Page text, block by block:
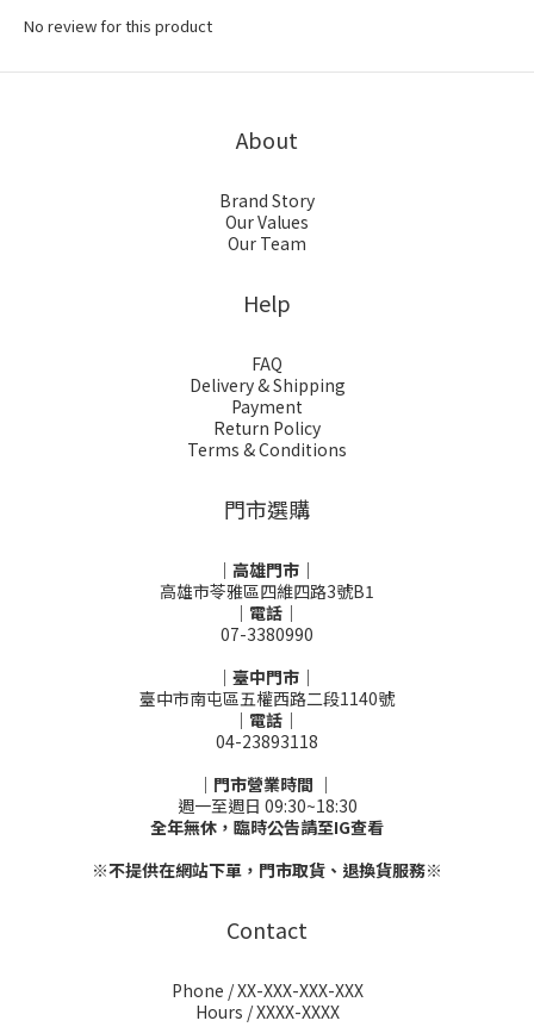
No review for this product
About
Brand Story
Our Values
Our Team
Help
FAQ
Delivery & Shipping
Payment
Return Policy
Terms & Conditions
門市選購
｜高雄門市｜
高雄市苓雅區四維四路3號B1
｜電話｜
07-3380990
｜臺中門市｜
臺中市南屯區五權西路二段1140號
｜電話｜
04-23893118
｜門市營業時間 ｜
週一至週日 09:30~18:30
全年無休，臨時公告請至IG查看
※不提供在網站下單，門市取貨、退換貨服務※
Contact
Phone / XX-XXX-XXX-XXX
Hours / XXXX-XXXX